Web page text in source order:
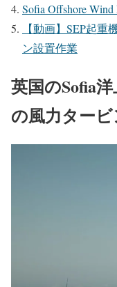
Sofia Offshore Wind
【動画】SEP起
ン設置作業
英国のSofia
の風力ター